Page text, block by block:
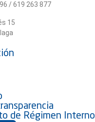
/ 619 263 877
15
de Régimen Interno